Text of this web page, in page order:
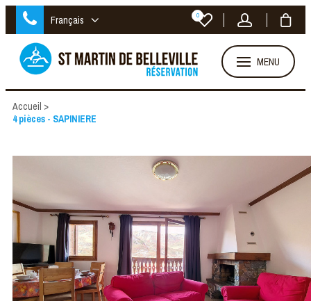
Français 0
MENU
Accueil >
4 pièces - SAPINIERE